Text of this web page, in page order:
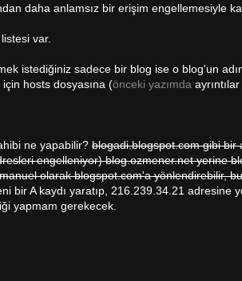
daha anlamsız bir erişim engellemesiyle
var.
istediğiniz sadece bir blog ise o blog'un
hosts dosyasına (önceki yazımda
ne yapabilir? blogadi.blogspot.com gibi bir
engelleniyor) blog.ozmener.net yerine
olarak blogspot.com'a yönlendirebilir,
bir A kaydı yaratıp, 216.239.34.21 adresine
yapmam gerekecek.